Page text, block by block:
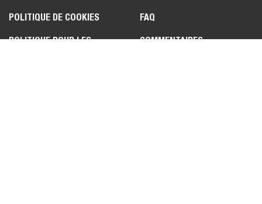
POLITIQUE DE COOKIES
POLITIQUE POUR LES
FAQ
COMMENTAIRES